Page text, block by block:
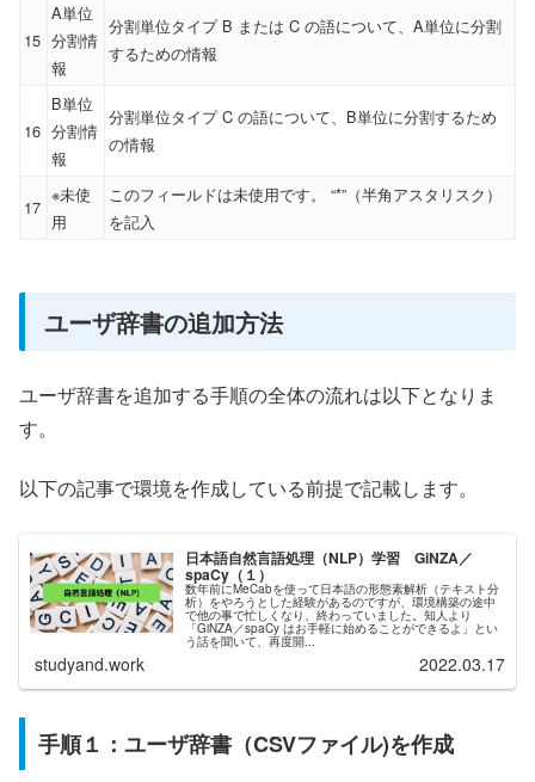
15
A単位
分割情
報
分割単位タイプ B または C の語について、A単位に分割
するための情報
16
B単位
分割情
報
分割単位タイプ C の語について、B単位に分割するため
の情報
17
※未使
用
このフィールドは未使用です。 “*”（半角アスタリスク）
を記入
ユーザ辞書の追加方法
ユーザ辞書を追加する手順の全体の流れは以下となりま
す。
以下の記事で環境を作成している前提で記載します。
日本語自然言語処理（NLP）学習 GiNZA／
spaCy（１）
数年前にMeCabを使って日本語の形態素解析（テキスト分
析）をやろうとした経験があるのですが、環境構築の途中
で他の事で忙しくなり、終わっていました。知人より
「GiNZA／spaCy はお手軽に始めることができるよ」とい
う話を聞いて、再度開...
studyand.work 2022.03.17
手順１：ユーザ辞書（CSVファイル)を作成